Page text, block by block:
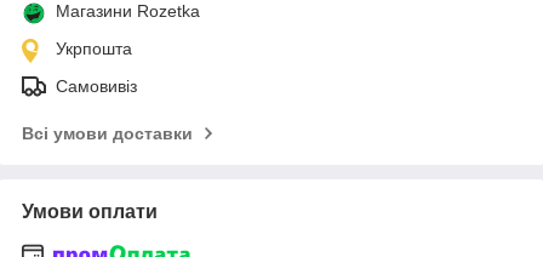
Магазини Rozetka
Укрпошта
Самовивіз
Всі умови доставки
Умови оплати